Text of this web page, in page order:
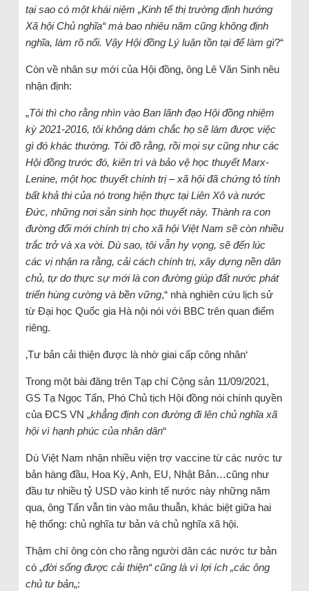
tại sao có một khái niệm „Kinh tế thị trường định hướng
Xã hội Chủ nghĩa“ mà bao nhiêu năm cũng không định
nghĩa, làm rõ nổi. Vậy Hội đồng Lý luận tồn tại để làm gì?“
Còn về nhân sự mới của Hội đồng, ông Lê Văn Sinh nêu
nhận định:
„Tôi thì cho rằng nhìn vào Ban lãnh đạo Hội đồng nhiệm
kỳ 2021-2016, tôi không dám chắc họ sẽ làm được việc
gì đó khác thường. Tôi đồ rằng, rồi mọi sự cũng như các
Hội đồng trước đó, kiên trì và bảo vệ học thuyết Marx-
Lenine, một học thuyết chính trị – xã hội đã chứng tỏ tính
bất khả thi của nó trong hiện thực tại Liên Xô và nước
Đức, những nơi sản sinh học thuyết này. Thành ra con
đường đổi mới chính trị cho xã hội Việt Nam sẽ còn nhiều
trắc trở và xa vời. Dù sao, tôi vẫn hy vọng, sẽ đến lúc
các vị nhận ra rằng, cải cách chính trị, xây dựng nền dân
chủ, tự do thực sự mới là con đường giúp đất nước phát
triển hùng cường và bền vững,“ nhà nghiên cứu lịch sử
từ Đại học Quốc gia Hà nội nói với BBC trên quan điểm
riêng.
‚Tư bản cải thiện được là nhờ giai cấp công nhân‘
Trong một bài đăng trên Tạp chí Cộng sản 11/09/2021,
GS Tạ Ngọc Tấn, Phó Chủ tịch Hội đồng nói chính quyền
của ĐCS VN „khẳng định con đường đi lên chủ nghĩa xã
hội vì hạnh phúc của nhân dân“
Dù Việt Nam nhận nhiều viện trợ vaccine từ các nước tư
bản hàng đầu, Hoa Kỳ, Anh, EU, Nhật Bản…cũng như
đầu tư nhiều tỷ USD vào kinh tế nước này những năm
qua, ông Tấn vẫn tin vào mâu thuẫn, khác biệt giữa hai
hệ thống: chủ nghĩa tư bản và chủ nghĩa xã hội.
Thậm chí ông còn cho rằng người dân các nước tư bản
có „đời sống được cải thiện“ cũng là vì lợi ích „các ông
chủ tư bản„: